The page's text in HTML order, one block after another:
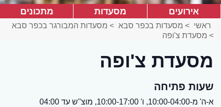
אירועים מסעדות מתכונים
ראשי > מסעדות בכפר סבא > מסעדות המבורגר בכפר סבא
> מסעדת צ'ופה
מסעדת צ'ופה
שעות פתיחה
א-ה' מ-10:00-04:00, ו' 10:00-17:00, מוצ''ש עד 04:00